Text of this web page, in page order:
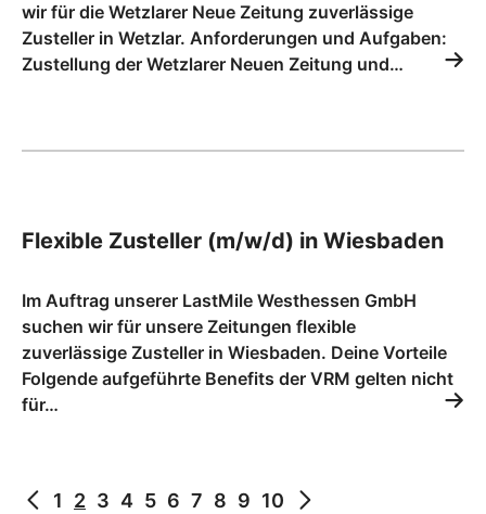
wir für die Wetzlarer Neue Zeitung zuverlässige
Zusteller in Wetzlar. Anforderungen und Aufgaben:
Zustellung der Wetzlarer Neuen Zeitung und…
Flexible Zusteller (m/w/d) in Wiesbaden
Im Auftrag unserer LastMile Westhessen GmbH
suchen wir für unsere Zeitungen flexible
zuverlässige Zusteller in Wiesbaden. Deine Vorteile
Folgende aufgeführte Benefits der VRM gelten nicht
für…
1 2 3 4 5 6 7 8 9 10